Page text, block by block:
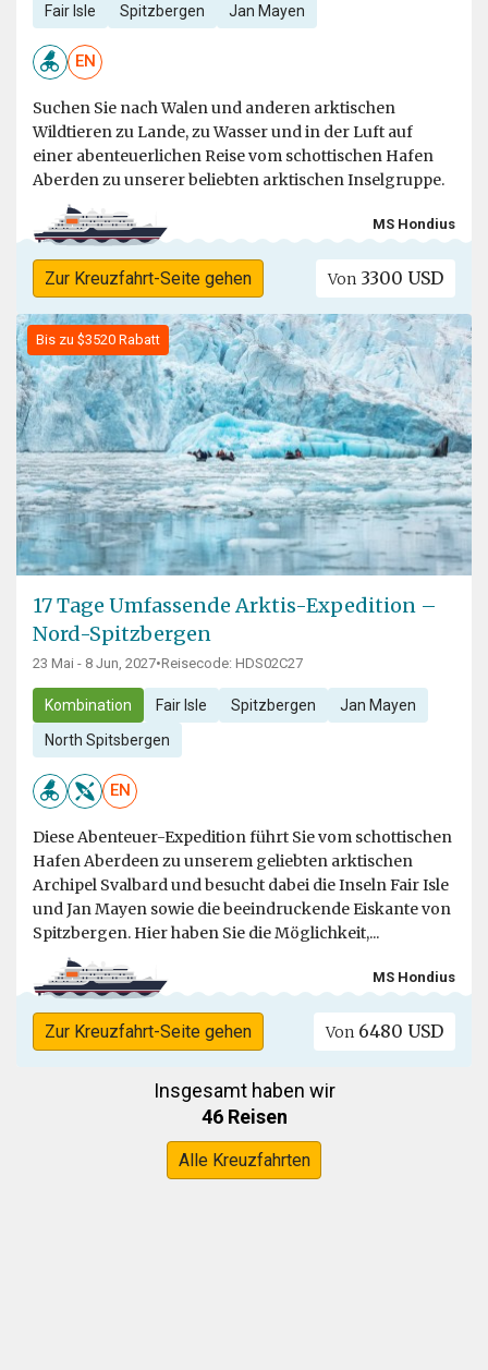
Fair Isle Spitzbergen Jan Mayen
EN
Suchen Sie nach Walen und anderen arktischen
Wildtieren zu Lande, zu Wasser und in der Luft auf
einer abenteuerlichen Reise vom schottischen Hafen
Aberden zu unserer beliebten arktischen Inselgruppe.
MS Hondius
Zur Kreuzfahrt-Seite gehen Von 3300 USD
Bis zu $3520 Rabatt
17 Tage Umfassende Arktis-Expedition –
Nord-Spitzbergen
23 Mai - 8 Jun, 2027•Reisecode: HDS02C27
Kombination Fair Isle Spitzbergen Jan Mayen
North Spitsbergen
EN
Diese Abenteuer-Expedition führt Sie vom schottischen
Hafen Aberdeen zu unserem geliebten arktischen
Archipel Svalbard und besucht dabei die Inseln Fair Isle
und Jan Mayen sowie die beeindruckende Eiskante von
Spitzbergen. Hier haben Sie die Möglichkeit,...
MS Hondius
Zur Kreuzfahrt-Seite gehen Von 6480 USD
Insgesamt haben wir
46 Reisen
Alle Kreuzfahrten